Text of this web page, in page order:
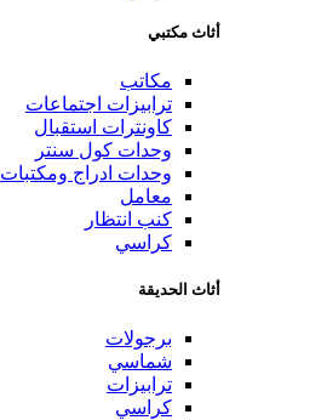
أثاث مكتبي
مكاتب
ترابيزات اجتماعات
كاونترات استقبال
وحدات كول سنتر
وحدات ادراج ومكتبات
معامل
كنب انتظار
كراسي
أثاث الحديقة
برجولات
شماسي
ترابيزات
كراسي